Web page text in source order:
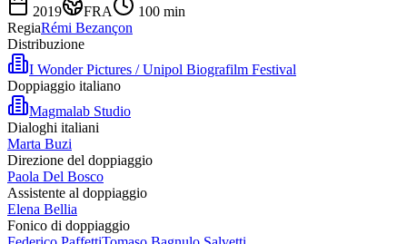
2019
FRA 100 min
RegiaRémi Bezançon
Distribuzione
I Wonder Pictures / Unipol Biografilm Festival
Doppiaggio italiano
Magmalab Studio
Dialoghi italiani
Marta Buzi
Direzione del doppiaggio
Paola Del Bosco
Assistente al doppiaggio
Elena Bellia
Fonico di doppiaggio